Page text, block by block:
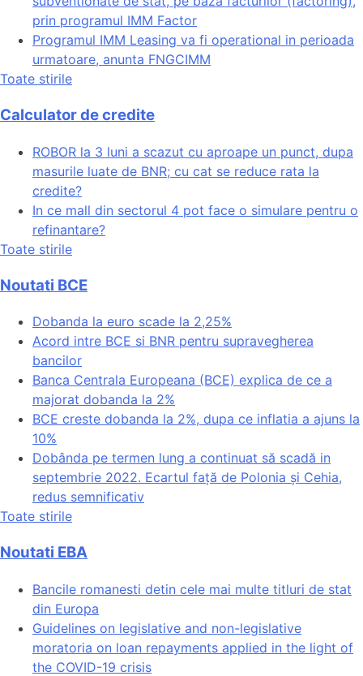
prin programul IMM Factor
Programul IMM Leasing va fi operational in perioada
urmatoare, anunta FNGCIMM
Toate stirile
Calculator de credite
ROBOR la 3 luni a scazut cu aproape un punct, dupa
masurile luate de BNR; cu cat se reduce rata la
credite?
In ce mall din sectorul 4 pot face o simulare pentru o
refinantare?
Toate stirile
Noutati BCE
Dobanda la euro scade la 2,25%
Acord intre BCE si BNR pentru supravegherea
bancilor
Banca Centrala Europeana (BCE) explica de ce a
majorat dobanda la 2%
BCE creste dobanda la 2%, dupa ce inflatia a ajuns la
10%
Dobânda pe termen lung a continuat să scadă in
septembrie 2022. Ecartul față de Polonia și Cehia,
redus semnificativ
Toate stirile
Noutati EBA
Bancile romanesti detin cele mai multe titluri de stat
din Europa
Guidelines on legislative and non-legislative
moratoria on loan repayments applied in the light of
the COVID-19 crisis